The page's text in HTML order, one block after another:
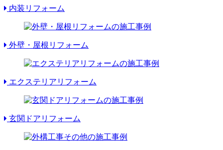
内装リフォーム
外壁・屋根リフォーム
エクステリアリフォーム
玄関ドアリフォーム